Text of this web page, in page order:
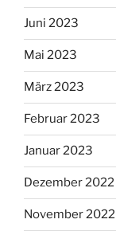
Juni 2023
Mai 2023
März 2023
Februar 2023
Januar 2023
Dezember 2022
November 2022